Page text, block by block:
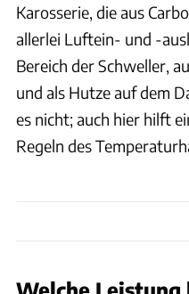
Karosserie, die aus
allerlei Luftein- und -
Bereich der Schweller,
und als Hutze auf dem
es nicht; auch hier hilft
Regeln des